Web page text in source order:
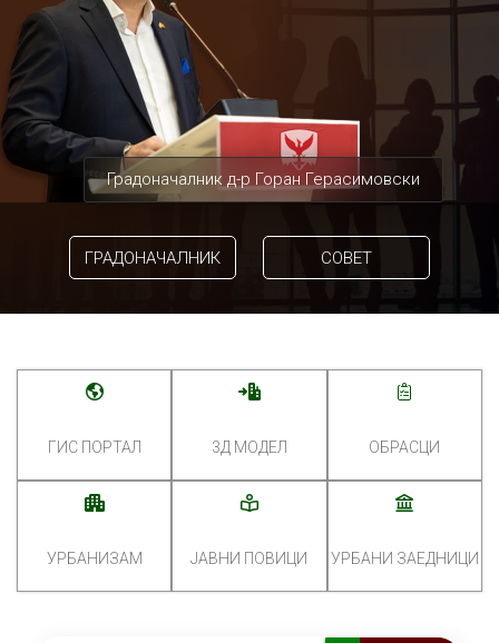
Градоначалник д-р Горан Герасимовски
ГРАДОНАЧАЛНИК СОВЕТ
ГИС ПОРТАЛ 3Д МОДЕЛ ОБРАСЦИ
УРБАНИЗАМ ЈАВНИ ПОВИЦИ УРБАНИ ЗАЕДНИЦИ